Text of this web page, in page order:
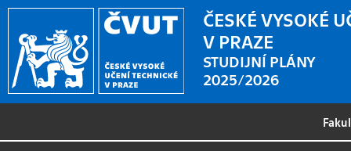
ČESKÉ VYSOKÉ
V PRAZE
STUDIJNÍ PLÁNY
2025/2026